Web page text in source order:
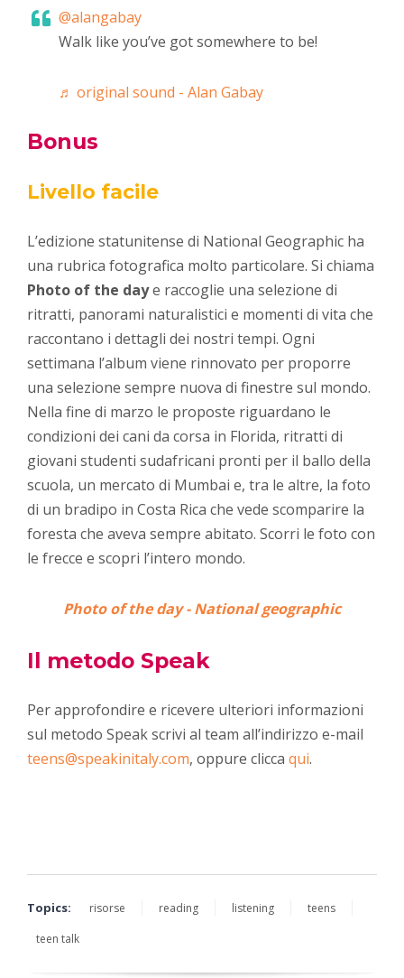
@alangabay
Walk like you’ve got somewhere to be!
♬ original sound - Alan Gabay
Bonus
Livello facile
L’edizione statunitense di National Geographic ha
una rubrica fotografica molto particolare. Si chiama
Photo of the daye raccoglie una selezione di
ritratti, panorami naturalistici e momenti di vita che
raccontano i dettagli dei nostri tempi. Ogni
settimana l’album viene rinnovato per proporre
una selezione sempre nuova di finestre sul mondo.
Nella fine di marzo le proposte riguardano le
condizioni dei cani da corsa in Florida, ritratti di
giovani studenti sudafricani pronti per il ballo della
scuola, un mercato di Mumbai e, tra le altre, la foto
di un bradipo in Costa Rica che vede scomparire la
foresta che aveva sempre abitato. Scorri le foto con
le frecce e scopri l’intero mondo.
Photo of the day - National geographic
Il metodo Speak
Per approfondire e ricevere ulteriori informazioni
sul metodo Speak scrivi al team all’indirizzo e-mail
teens@speakinitaly.com, oppure clicca qui.
Topics: risorse reading listening
teens
teen talk